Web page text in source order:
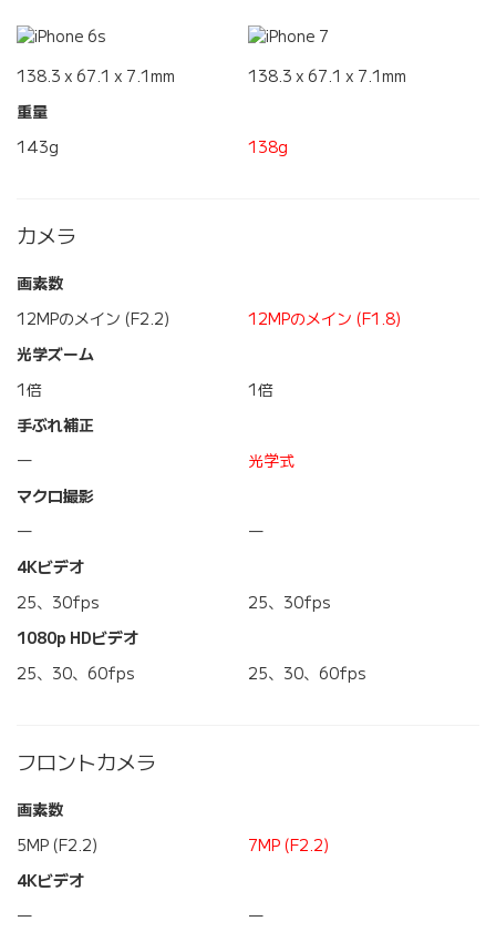
138.3 x 67.1 x 7.1mm
138.3 x 67.1 x 7.1mm
重量
143g
138g
カメラ
画素数
12MPのメイン (F2.2)
12MPのメイン (F1.8)
光学ズーム
1倍
1倍
手ぶれ補正
―
光学式
マクロ撮影
―
―
4Kビデオ
25、30fps
25、30fps
1080p HDビデオ
25、30、60fps
25、30、60fps
フロントカメラ
画素数
5MP (F2.2)
7MP (F2.2)
4Kビデオ
―
―